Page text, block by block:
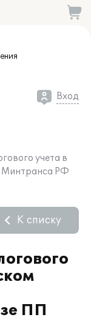
Вход
учета в
РФ
ПП
К списку